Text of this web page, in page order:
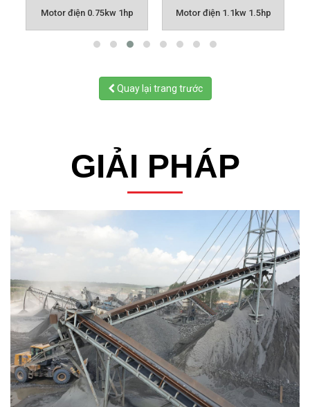
Motor điện 0.75kw 1hp Motor điện 1.1kw 1.5hp
Quay lại trang trước
GIẢI PHÁP